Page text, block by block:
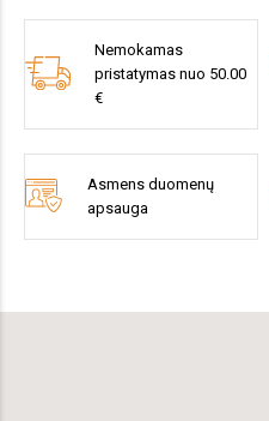
Nemokamas
pristatymas nuo 50.00
€
Asmens duomenų
apsauga